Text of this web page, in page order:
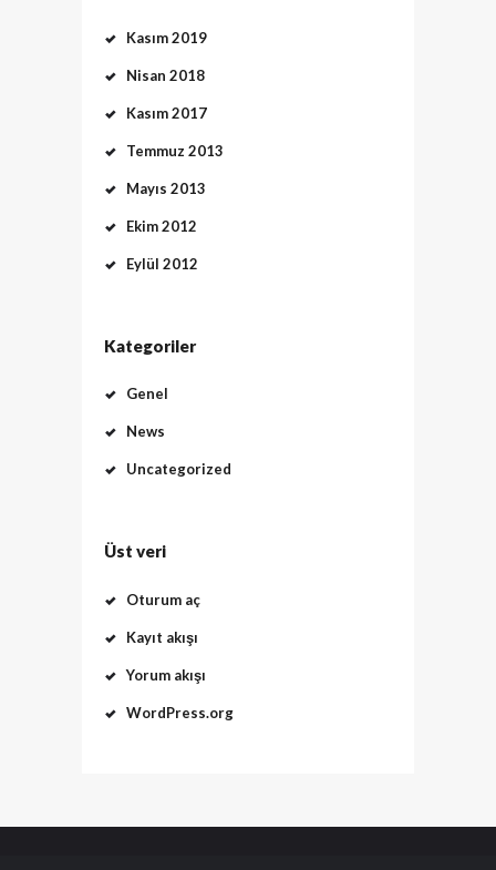
Kasım 2019
Nisan 2018
Kasım 2017
Temmuz 2013
Mayıs 2013
Ekim 2012
Eylül 2012
Kategoriler
Genel
News
Uncategorized
Üst veri
Oturum aç
Kayıt akışı
Yorum akışı
WordPress.org